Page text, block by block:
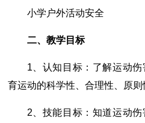
小学户外活动安全
二、教学目标
1、认知目标：了解运动
育运动的科学性、合理性、原则
2、技能目标：知道运动